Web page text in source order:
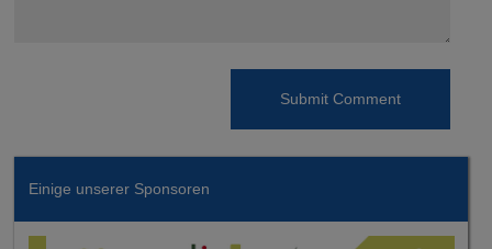
Einige unserer Sponsoren